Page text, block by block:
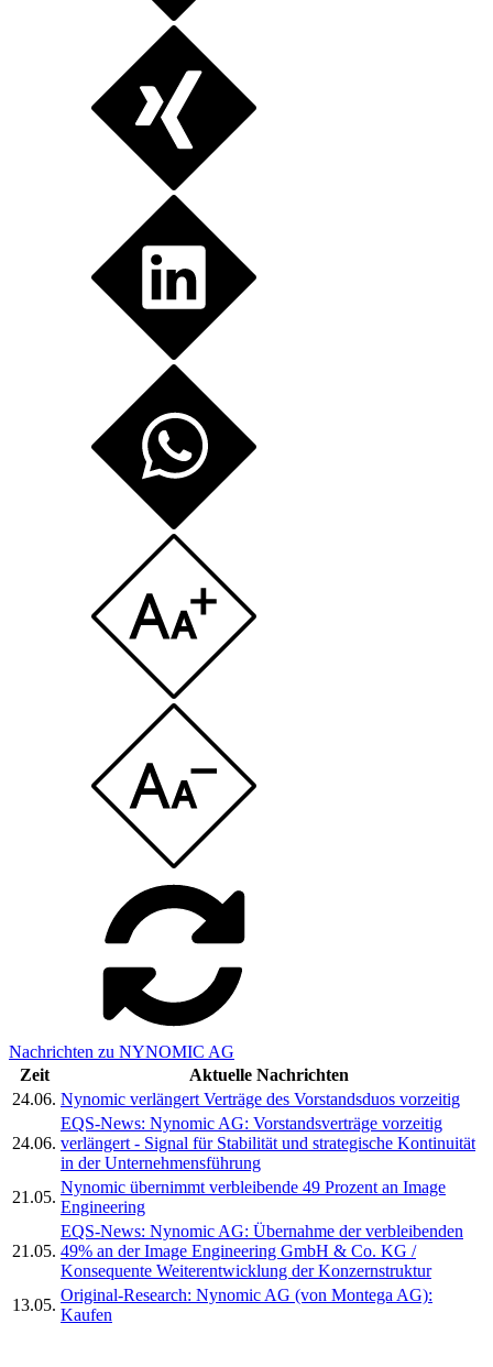
Nachrichten zu NYNOMIC AG
Zeit
Aktuelle Nachrichten
24.06. Nynomic verlängert Verträge des Vorstandsduos vorzeitig
24.06.
EQS-News: Nynomic AG: Vorstandsverträge vorzeitig
verlängert - Signal für Stabilität und strategische Kontinuität
in der Unternehmensführung
21.05.
Nynomic übernimmt verbleibende 49 Prozent an Image
Engineering
21.05.
EQS-News: Nynomic AG: Übernahme der verbleibenden
49% an der Image Engineering GmbH & Co. KG /
Konsequente Weiterentwicklung der Konzernstruktur
13.05.
Original-Research: Nynomic AG (von Montega AG):
Kaufen